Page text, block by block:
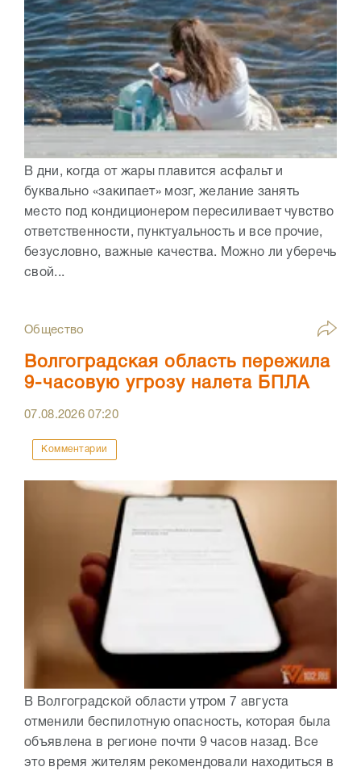
В дни, когда от жары плавится асфальт и
буквально «закипает» мозг, желание занять
место под кондиционером пересиливает чувство
ответственности, пунктуальность и все прочие,
безусловно, важные качества. Можно ли уберечь
свой...
Общество
Волгоградская область пережила
9-часовую угрозу налета БПЛА
07.08.202607:20
Комментарии
В Волгоградской области утром 7 августа
отменили беспилотную опасность, которая была
объявлена в регионе почти 9 часов назад. Все
это время жителям рекомендовали находиться в